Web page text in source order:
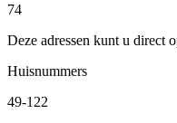
74
Deze adressen kunt u direct
Huisnummers
49-122